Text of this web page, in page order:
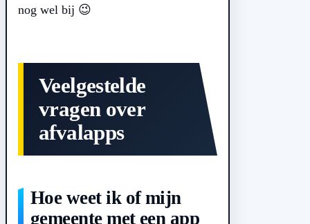
nog wel bij 😉
Veelgestelde
vragen over
afvalapps
Hoe weet ik of mijn
gemeente met een app